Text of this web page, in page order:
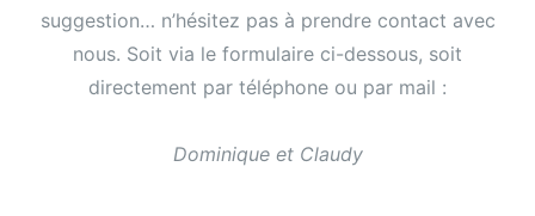
suggestion… n’hésitez pas à prendre contact avec
nous. Soit via le formulaire ci-dessous, soit
directement par téléphone ou par mail :
Dominique et Claudy